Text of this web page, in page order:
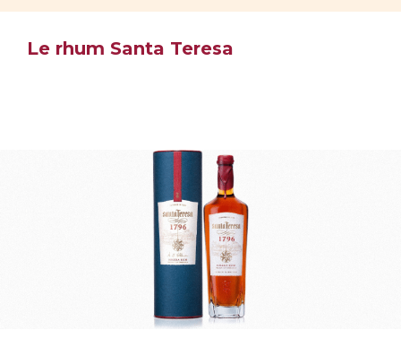
Le rhum Santa Teresa